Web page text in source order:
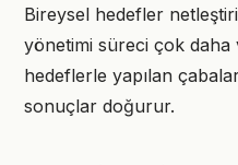
Bireysel hedefler
yönetimi süreci çok daha
hedeflerle yapılan
sonuçlar doğurur.